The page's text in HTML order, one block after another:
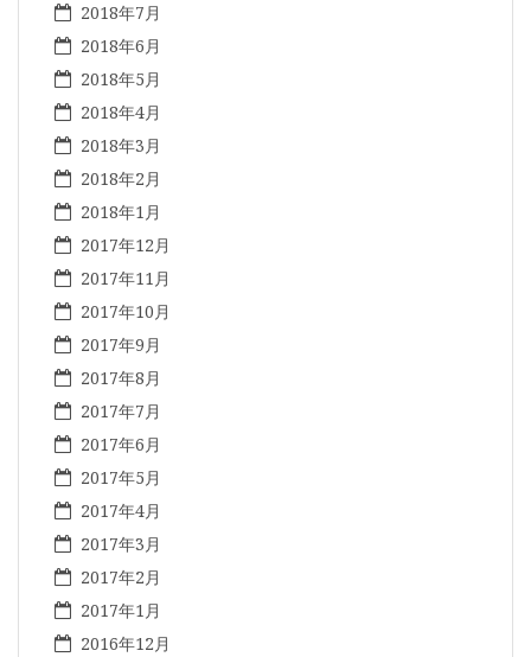
2018年7月
2018年6月
2018年5月
2018年4月
2018年3月
2018年2月
2018年1月
2017年12月
2017年11月
2017年10月
2017年9月
2017年8月
2017年7月
2017年6月
2017年5月
2017年4月
2017年3月
2017年2月
2017年1月
2016年12月